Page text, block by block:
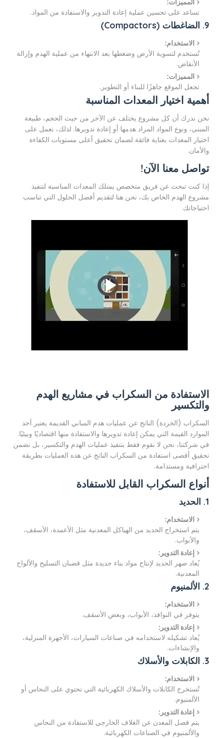
المميزات:
تساعد على تحسين عملية إعادة التدوير والاستفادة من المواد.
9. الضاغطات (Compactors)
الاستخدام:
تُستخدم لتسوية الأرض وضغطها بعد الانتهاء من عملية الهدم وإزالة
الأنقاض.
المميزات:
تجعل الموقع جاهزًا للبناء أو التطوير.
أهمية اختيار المعدات المناسبة
نحن ندرك أن كل مشروع يختلف عن الآخر من حيث الحجم، طبيعة
المبنى، ونوع المواد المراد هدمها أو إعادة تدويرها. لذلك، نعمل على
اختيار المعدات بعناية فائقة لضمان تحقيق أعلى مستويات الكفاءة
والأمان.
تواصل معنا الآن!
إذا كنت تبحث عن فريق متخصص يمتلك المعدات المناسبة لتنفيذ
مشروع الهدم الخاص بك، نحن هنا لتقديم أفضل الحلول التي تناسب
احتياجاتك
الاستفادة من السكراب في مشاريع الهدم
والتكسير
السكراب (الخردة) الناتج عن عمليات هدم المباني القديمة يعتبر أحد
الموارد القيمة التي يمكن إعادة تدويرها والاستفادة منها اقتصاديًا وبيئيًا.
في شركتنا، نحن لا نقوم فقط بتنفيذ عمليات الهدم والتكسير، بل نضمن
تحقيق أقصى استفادة من السكراب الناتج عن هذه العمليات بطريقة
احترافية ومستدامة.
أنواع السكراب القابل للاستفادة
1. الحديد
الاستخدام:
يتم استخراج الحديد من الهياكل المعدنية مثل الأعمدة، الأسقف،
والأبواب.
إعادة التدوير:
يُعاد صهر الحديد لإنتاج مواد بناء جديدة مثل قضبان التسليح والألواح
المعدنية.
2. الألمنيوم
الاستخدام:
يتوفر في النوافذ، الأبواب، وبعض الأسقف.
إعادة التدوير:
يُعاد تشكيله لاستخدامه في صناعات السيارات، الأجهزة المنزلية،
والإنشاءات.
3. الكابلات والأسلاك
الاستخدام:
تُستخرج الكابلات والأسلاك الكهربائية التي تحتوي على النحاس أو
الألمنيوم.
إعادة التدوير:
يتم فصل المعدن عن الغلاف الخارجي للاستفادة من النحاس
والألمنيوم في الصناعات الكهربائية.